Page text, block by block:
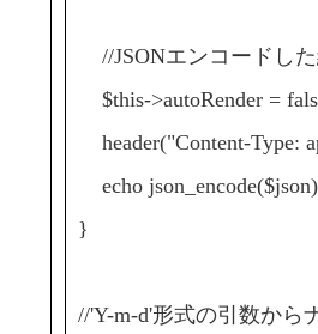
//JSONエンコードした
$this->autoRender =
header("Content-Type:
echo
}
//'Y-m-d'形式の引数から